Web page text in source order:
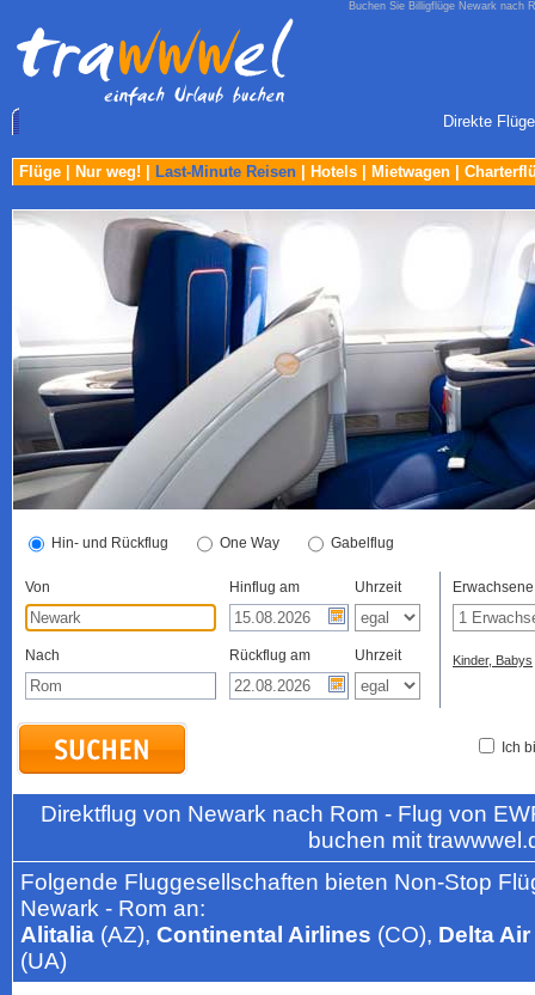
Buchen Sie Billigflüge Newark nach
Direkte
Flüge Nur weg! Last-Minute Reisen Hotels Mietwagen
Hin- und Rückflug One Way Gabelflug
Von Hinflug am Uhrzeit
Nach Rückflug am Uhrzeit
Erwachsene
Kinder, Babys
Ich
Direktflug von Newark nach Rom - Flug von
buchen mit
Folgende Fluggesellschaften bieten Non-Stop
Newark - Rom an:
Alitalia (AZ), Continental Airlines (CO), Delta
(UA)